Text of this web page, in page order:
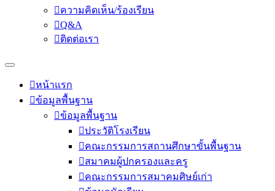
ความคิดเห็น/ร้องเรียน
Q&A
ติดต่อเรา
หน้าแรก
ข้อมูลพื้นฐาน
ข้อมูลพื้นฐาน
ประวัติโรงเรียน
คณะกรรมการสถานศึกษาขั้นพื้นฐาน
สมาคมผู้ปกครองและครู
คณะกรรมการสมาคมศิษย์เก่า